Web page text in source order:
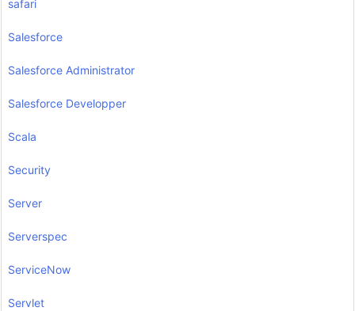
safari
Salesforce
Salesforce Administrator
Salesforce Developper
Scala
Security
Server
Serverspec
ServiceNow
Servlet